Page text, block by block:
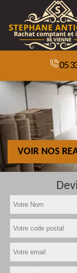
05
VOIR NOS